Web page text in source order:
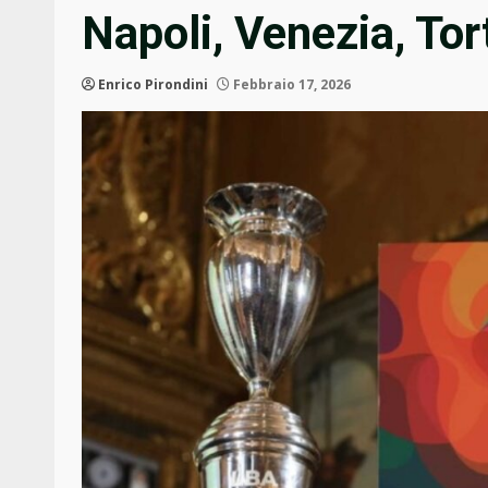
Napoli, Venezia,
Enrico Pirondini Febbraio 17, 2026